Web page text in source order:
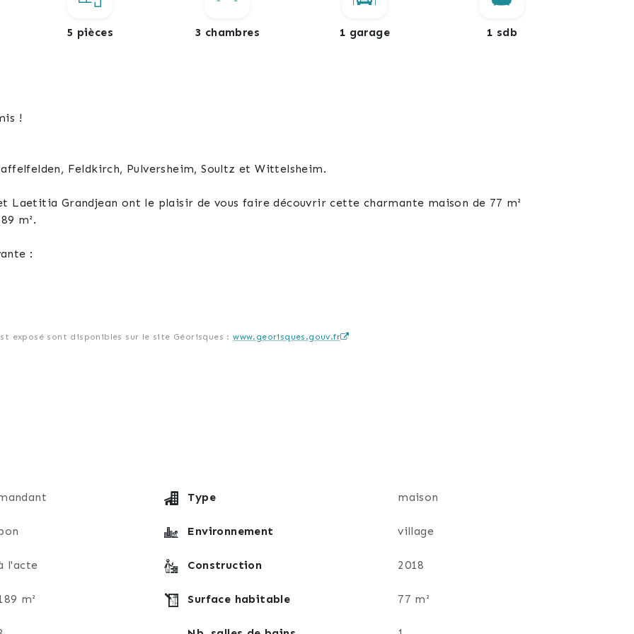
5 pièces 3 chambres 1 garage 1 sdb
!
Feldkirch, Pulversheim, Soultz et Wittelsheim.
Laetitia Grandjean ont le plaisir de vous faire découvrir cette charmante maison de 77 m²
m².
:
d’un vide sanitaire. La maison est mitoyenne uniquement par la toiture, garantissant une
d’électricité est installé sur la toiture.
terrasse, d’un garage et d’une place de parking privative et le terrain est entièrement
avec un DPE classé C.
toutes commodités, de la gare, des écoles et commerces ainsi que des axes routiers et
exposé sont disponibles sur le site Géorisques :www.georisques.gouv.fr
Type maison
Environnement village
l'acte Construction 2018
m² Surface habitable 77 m²